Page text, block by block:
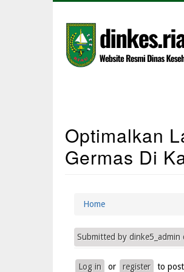
Navigation
Optimalkan
Germas Di
Home
Submitted by dinke5_admin
Log in or register to